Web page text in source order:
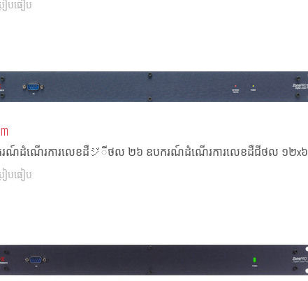
ៀបធៀប
រណ៍ដំណើរការលេខដឺジីថល ២៦ ឧបករណ៍ដំណើរការលេខដឺជីថល ១២x៦
ៀបធៀប